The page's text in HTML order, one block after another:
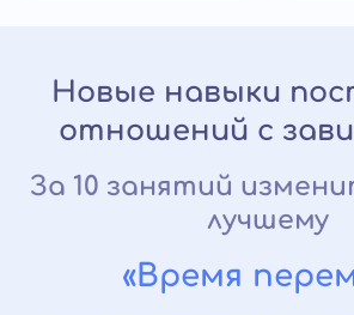
Новые навыки
отношений с
За 10 занятий
лучшему
«Время